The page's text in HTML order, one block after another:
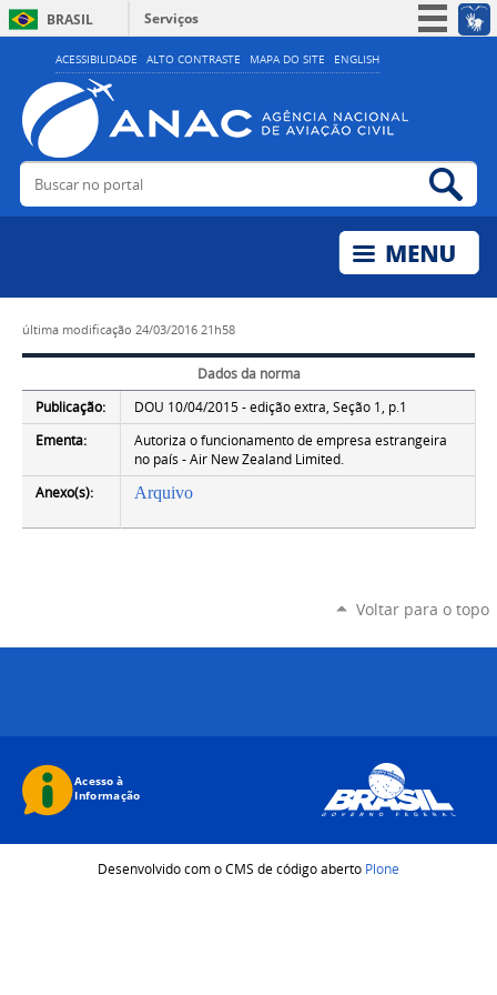
ACESSIBILIDADE ALTO CONTRASTE MAPA DO SITE ENGLISH
BRASIL
Serviços
Simplifique!
Acesso à informação
Legislação
Buscar no portal
última modificação 24/03/2016 21h58
Dados da norma
Publicação:
DOU 10/04/2015 - edição extra, Seção 1, p.1
Ementa:
Autoriza o funcionamento de empresa estrangeira
no país - Air New Zealand Limited.
Anexo(s):
Arquivo
Voltar para o topo
Desenvolvido com o CMS de código aberto Plone